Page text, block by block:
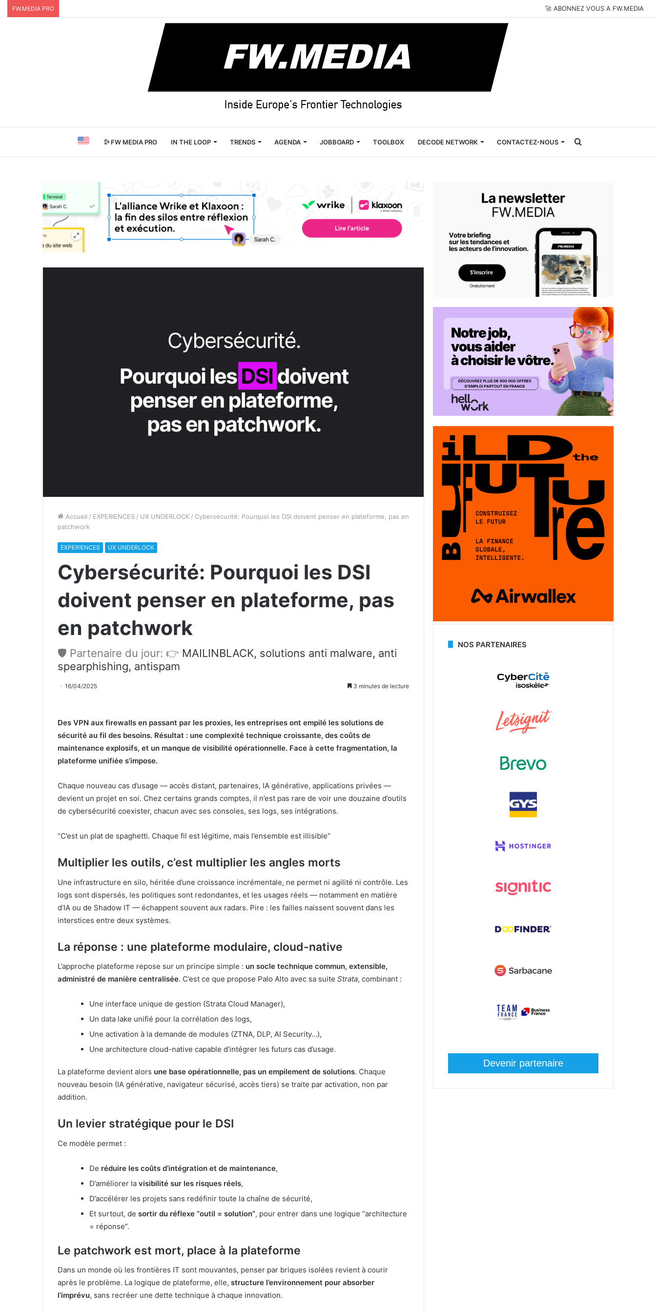
FW.MEDIA PRO 🚀 ABONNEZ VOUS A FW.MEDIA
FW MEDIA PRO IN THE LOOP TRENDS AGENDA JOBBOARD TOOLBOX DECODE NETWORK CONTACTEZ-NOUS Rechercher
Accueil / EXPERIENCES / UX UNDERLOCK / Cybersécurité: Pourquoi les DSI doivent penser en plateforme, pas en
patchwork
EXPERIENCES UX UNDERLOCK
Cybersécurité: Pourquoi les DSI
doivent penser en plateforme, pas
en patchwork
🛡️ Partenaire du jour: 👉 MAILINBLACK, solutions anti malware, anti
spearphishing, antispam
16/04/2025 3 minutes de lecture
Des VPN aux firewalls en passant par les proxies, les entreprises ont empilé les solutions de
sécurité au fil des besoins. Résultat : une complexité technique croissante, des coûts de
maintenance explosifs, et un manque de visibilité opérationnelle. Face à cette fragmentation, la
plateforme unifiée s’impose.
Chaque nouveau cas d’usage — accès distant, partenaires, IA générative, applications privées —
devient un projet en soi. Chez certains grands comptes, il n’est pas rare de voir une douzaine d’outils
de cybersécurité coexister, chacun avec ses consoles, ses logs, ses intégrations.
“C’est un plat de spaghetti. Chaque fil est légitime, mais l’ensemble est illisible”
Multiplier les outils, c’est multiplier les angles morts
Une infrastructure en silo, héritée d’une croissance incrémentale, ne permet ni agilité ni contrôle. Les
logs sont dispersés, les politiques sont redondantes, et les usages réels — notamment en matière
d’IA ou de Shadow IT — échappent souvent aux radars. Pire : les failles naissent souvent dans les
interstices entre deux systèmes.
La réponse : une plateforme modulaire, cloud-native
L’approche plateforme repose sur un principe simple : un socle technique commun, extensible,
administré de manière centralisée. C’est ce que propose Palo Alto avec sa suite Strata, combinant :
Une interface unique de gestion (Strata Cloud Manager),
Un data lake unifié pour la corrélation des logs,
Une activation à la demande de modules (ZTNA, DLP, AI Security…),
Une architecture cloud-native capable d’intégrer les futurs cas d’usage.
La plateforme devient alors une base opérationnelle, pas un empilement de solutions. Chaque
nouveau besoin (IA générative, navigateur sécurisé, accès tiers) se traite par activation, non par
addition.
Un levier stratégique pour le DSI
Ce modèle permet :
De réduire les coûts d’intégration et de maintenance,
D’améliorer la visibilité sur les risques réels,
D’accélérer les projets sans redéfinir toute la chaîne de sécurité,
Et surtout, de sortir du réflexe “outil = solution”, pour entrer dans une logique “architecture
= réponse”.
Le patchwork est mort, place à la plateforme
Dans un monde où les frontières IT sont mouvantes, penser par briques isolées revient à courir
après le problème. La logique de plateforme, elle, structure l’environnement pour absorber
l’imprévu, sans recréer une dette technique à chaque innovation.
NOS PARTENAIRES
Devenir partenaire